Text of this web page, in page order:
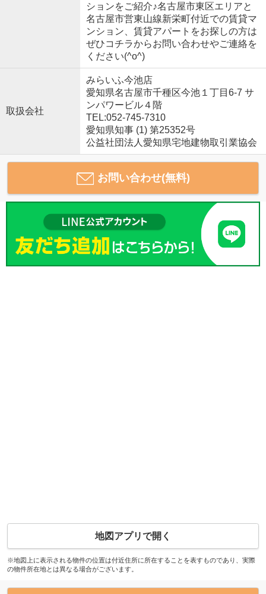
ションをご紹介♪名古屋市東区エリアと
名古屋市営東山線新栄町付近での賃貸マ
ンション、賃貸アパートをお探しの方は
ぜひコチラからお問い合わせやご連絡を
ください(^o^)
取扱会社
みらいふ今池店
愛知県名古屋市千種区今池１丁目6-7 サ
ンパワービル４階
TEL:052-745-7310
愛知県知事 (1) 第25352号
公益社団法人愛知県宅地建物取引業協会
お問い合わせ(無料)
地図アプリで開く
※地図上に表示される物件の位置は付近住所に所在することを表すものであり、実際
の物件所在地とは異なる場合がございます。